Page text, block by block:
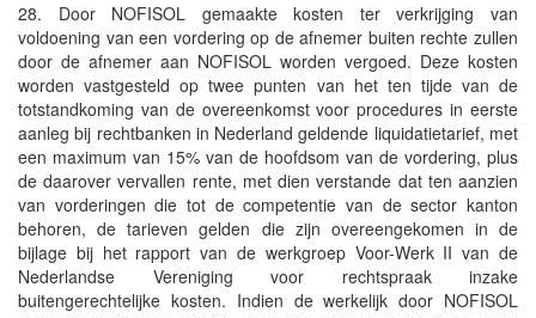
28. Door NOFISOL gemaakte kosten ter verkrijging van
voldoening van een vordering op de afnemer buiten rechte zullen
door de afnemer aan NOFISOL worden vergoed. Deze kosten
worden vastgesteld op twee punten van het ten tijde van de
totstandkoming van de overeenkomst voor procedures in eerste
aanleg bij rechtbanken in Nederland geldende liquidatietarief, met
een maximum van 15% van de hoofdsom van de vordering, plus
de daarover vervallen rente, met dien verstande dat ten aanzien
van vorderingen die tot de competentie van de sector kanton
behoren, de tarieven gelden die zijn overeengekomen in de
bijlage bij het rapport van de werkgroep Voor-Werk II van de
Nederlandse Vereniging voor rechtspraak inzake
buitengerechtelijke kosten. Indien de werkelijk door NOFISOL